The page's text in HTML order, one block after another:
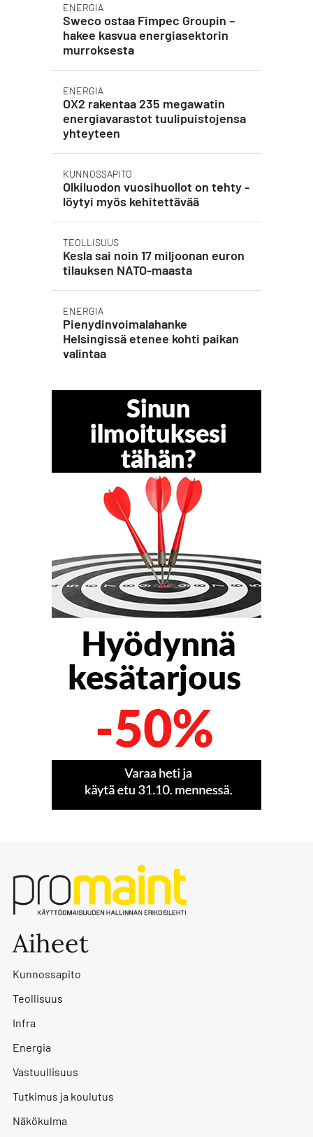
ENERGIA
Sweco ostaa Fimpec Groupin –
hakee kasvua energiasektorin
murroksesta
ENERGIA
OX2 rakentaa 235 megawatin
energiavarastot tuulipuistojensa
yhteyteen
KUNNOSSAPITO
Olkiluodon vuosihuollot on tehty -
löytyi myös kehitettävää
TEOLLISUUS
Kesla sai noin 17 miljoonan euron
tilauksen NATO-maasta
ENERGIA
Pienydinvoimalahanke
Helsingissä etenee kohti paikan
valintaa
Aiheet
Kunnossapito
Teollisuus
Infra
Energia
Vastuullisuus
Tutkimus ja koulutus
Näkökulma